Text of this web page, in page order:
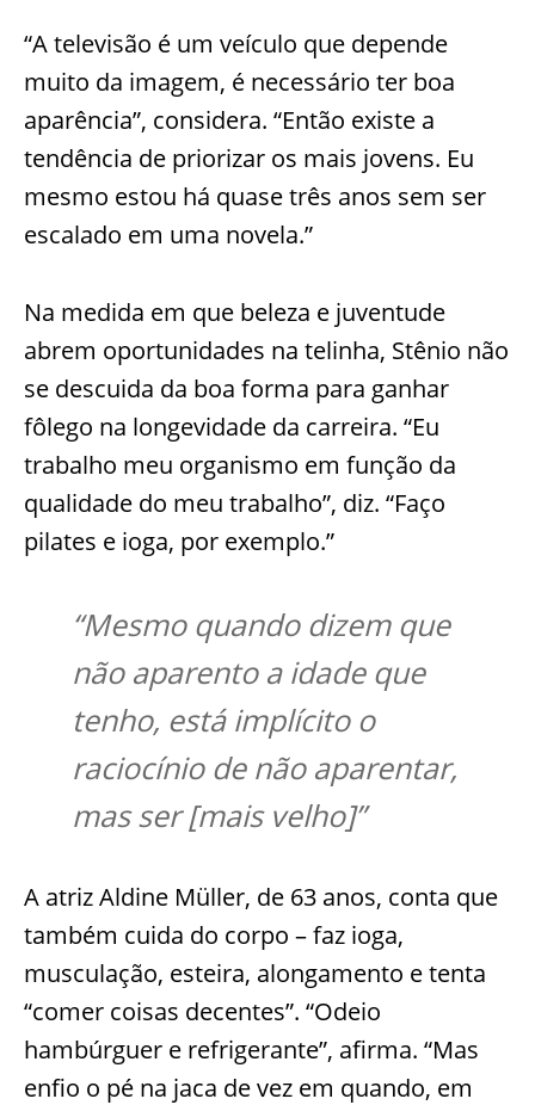
“A televisão é um veículo que depende
muito da imagem, é necessário ter boa
aparência”, considera. “Então existe a
tendência de priorizar os mais jovens. Eu
mesmo estou há quase três anos sem ser
escalado em uma novela.”
Na medida em que beleza e juventude
abrem oportunidades na telinha, Stênio não
se descuida da boa forma para ganhar
fôlego na longevidade da carreira. “Eu
trabalho meu organismo em função da
qualidade do meu trabalho”, diz. “Faço
pilates e ioga, por exemplo.”
“Mesmo quando dizem que
não aparento a idade que
tenho, está implícito o
raciocínio de não aparentar,
mas ser [mais velho]”
A atriz Aldine Müller, de 63 anos, conta que
também cuida do corpo – faz ioga,
musculação, esteira, alongamento e tenta
“comer coisas decentes”. “Odeio
hambúrguer e refrigerante”, afirma. “Mas
enfio o pé na jaca de vez em quando, em